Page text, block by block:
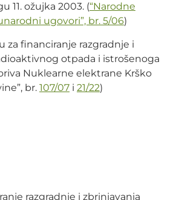
11. ožujka 2003. (“Narodne
ugovori”, br. 5/06)
za financiranje razgradnje i
otpada i istrošenoga
Nuklearne elektrane Krško
br. 107/07 i 21/22)
razgradnje i zbrinjavanja